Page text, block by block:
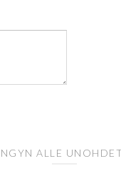
ALLE